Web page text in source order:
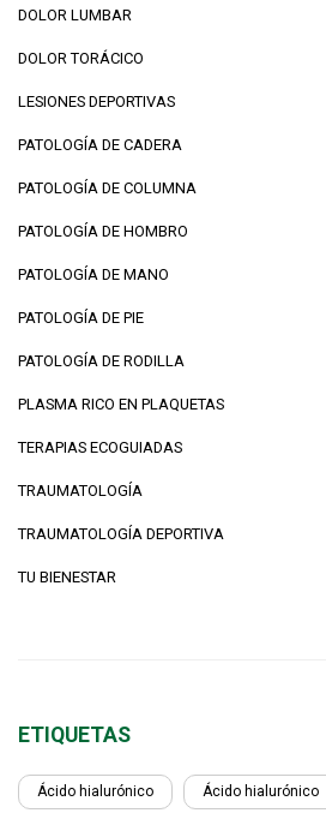
DOLOR LUMBAR
DOLOR TORÁCICO
LESIONES DEPORTIVAS
PATOLOGÍA DE CADERA
PATOLOGÍA DE COLUMNA
PATOLOGÍA DE HOMBRO
PATOLOGÍA DE MANO
PATOLOGÍA DE PIE
PATOLOGÍA DE RODILLA
PLASMA RICO EN PLAQUETAS
TERAPIAS ECOGUIADAS
TRAUMATOLOGÍA
TRAUMATOLOGÍA DEPORTIVA
TU BIENESTAR
ETIQUETAS
Ácido hialurónico Ácido hialurónico